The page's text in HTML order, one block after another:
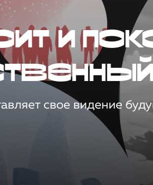
и
свое видение